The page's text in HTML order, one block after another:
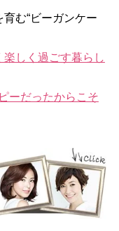
む“ビーガンケー
しく過ごす暮らし
ーだったからこそ